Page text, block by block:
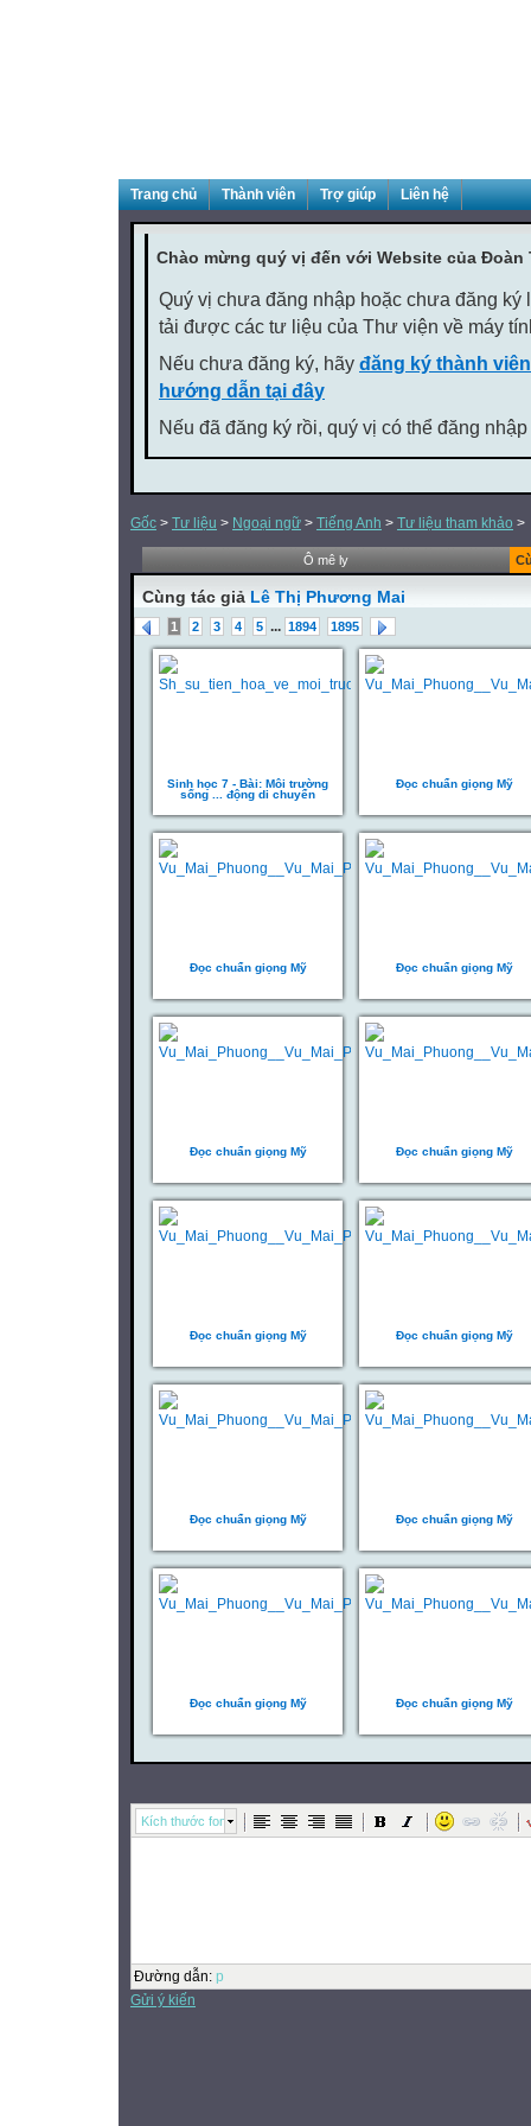
Trang chủ Thành viên Trợ giúp Liên hệ
Chào mừng quý vị đến với Website của Đoàn
Quý vị chưa đăng nhập hoặc chưa đăng ký
tải được các tư liệu của Thư viện về máy
Nếu chưa đăng ký, hãy đăng ký thành
hướng dẫn tại đây
Nếu đã đăng ký rồi, quý vị có thể đăng
Gốc > Tư liệu > Ngoại ngữ > Tiếng Anh > Tư liệu tham khảo >
Ô mê ly
Cùng tác giả Lê Thị Phương Mai
1 2 3 4 5 ... 1894 1895
Sinh học 7 - Bài: Môi trường
sống ... động di chuyển
Đọc chuẩn giọng Mỹ
Đọc chuẩn giọng Mỹ Đọc chuẩn giọng Mỹ
Đọc chuẩn giọng Mỹ Đọc chuẩn giọng Mỹ
Đọc chuẩn giọng Mỹ Đọc chuẩn giọng Mỹ
Đọc chuẩn giọng Mỹ Đọc chuẩn giọng Mỹ
Đọc chuẩn giọng Mỹ Đọc chuẩn giọng Mỹ
Kích thước font
Đường dẫn: p
Gửi ý kiến